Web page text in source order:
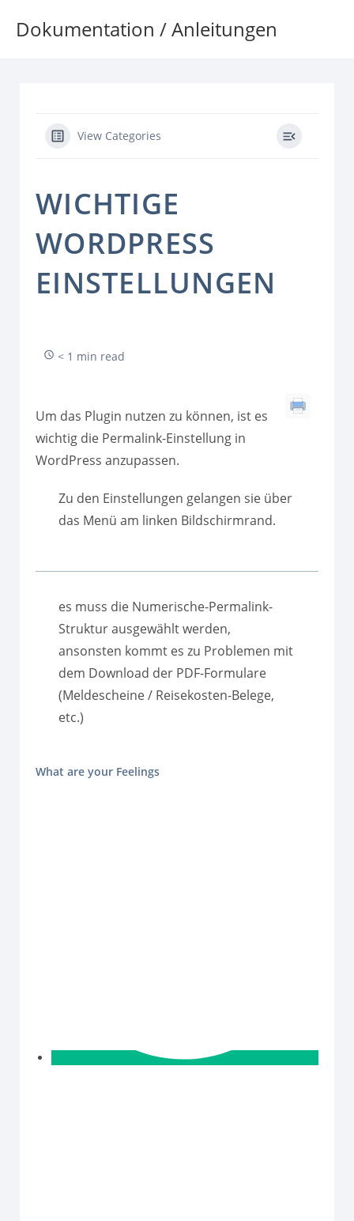
InhaltDokumentation / Anleitungen
View Categories
WICHTIGE
WORDPRESS
EINSTELLUNGEN
< 1 min read
Um das Plugin nutzen zu können, ist es
wichtig die Permalink-Einstellung in
WordPress anzupassen.
Zu den Einstellungen gelangen sie über
das Menü am linken Bildschirmrand.
es muss die Numerische-Permalink-
Struktur ausgewählt werden,
ansonsten kommt es zu Problemen mit
dem Download der PDF-Formulare
(Meldescheine / Reisekosten-Belege,
etc.)
What are your Feelings